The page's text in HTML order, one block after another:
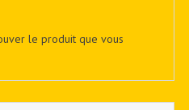
le produit que vous